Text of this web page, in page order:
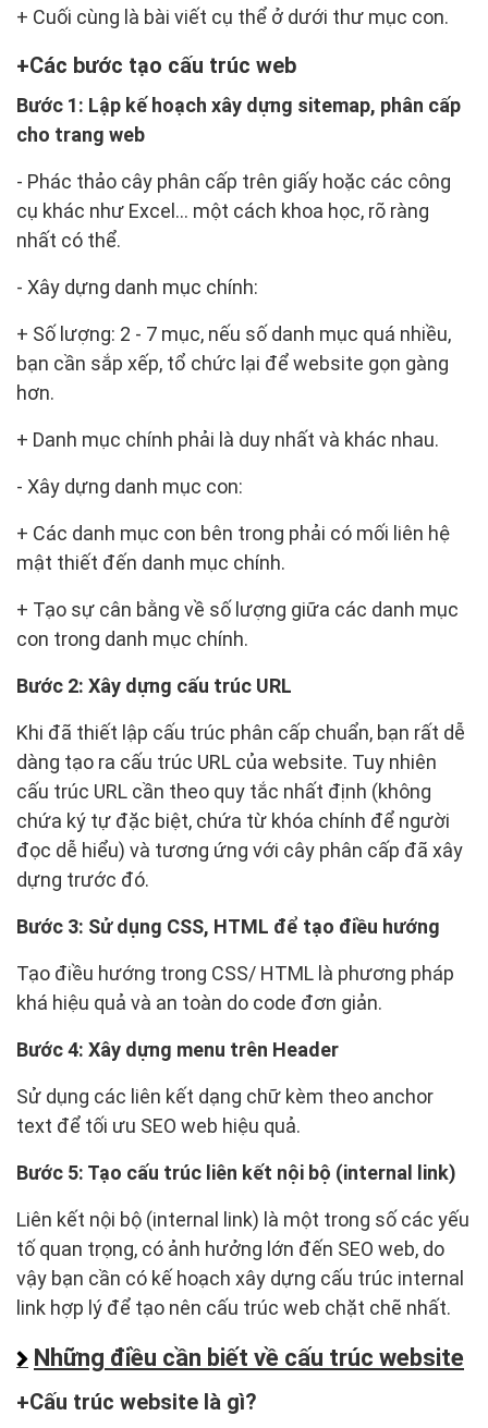
+ Cuối cùng là bài viết cụ thể ở dưới thư mục con.
Các bước tạo cấu trúc web
Bước 1: Lập kế hoạch xây dựng sitemap, phân cấp
cho trang web
- Phác thảo cây phân cấp trên giấy hoặc các công
cụ khác như Excel... một cách khoa học, rõ ràng
nhất có thể.
- Xây dựng danh mục chính:
+ Số lượng: 2 - 7 mục, nếu số danh mục quá nhiều,
bạn cần sắp xếp, tổ chức lại để website gọn gàng
hơn.
+ Danh mục chính phải là duy nhất và khác nhau.
- Xây dựng danh mục con:
+ Các danh mục con bên trong phải có mối liên hệ
mật thiết đến danh mục chính.
+ Tạo sự cân bằng về số lượng giữa các danh mục
con trong danh mục chính.
Bước 2: Xây dựng cấu trúc URL
Khi đã thiết lập cấu trúc phân cấp chuẩn, bạn rất dễ
dàng tạo ra cấu trúc URL của website. Tuy nhiên
cấu trúc URL cần theo quy tắc nhất định (không
chứa ký tự đặc biệt, chứa từ khóa chính để người
đọc dễ hiểu) và tương ứng với cây phân cấp đã xây
dựng trước đó.
Bước 3: Sử dụng CSS, HTML để tạo điều hướng
Tạo điều hướng trong CSS/ HTML là phương pháp
khá hiệu quả và an toàn do code đơn giản.
Bước 4: Xây dựng menu trên Header
Sử dụng các liên kết dạng chữ kèm theo anchor
text để tối ưu SEO web hiệu quả.
Bước 5: Tạo cấu trúc liên kết nội bộ (internal link)
Liên kết nội bộ (internal link) là một trong số các yếu
tố quan trọng, có ảnh hưởng lớn đến SEO web, do
vậy bạn cần có kế hoạch xây dựng cấu trúc internal
link hợp lý để tạo nên cấu trúc web chặt chẽ nhất.
Những điều cần biết về cấu trúc website
Cấu trúc website là gì?